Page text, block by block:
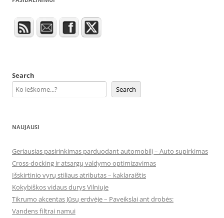
Search
Search
NAUJAUSI
Geriausias pasirinkimas parduodant automobilį – Auto supirkimas
Cross-docking ir atsargų valdymo optimizavimas
Išskirtinio vyrų stiliaus atributas – kaklaraištis
Kokybiškos vidaus durys Vilniuje
Tikrumo akcentas Jūsų erdvėje – Paveikslai ant drobės:
Vandens filtrai namui